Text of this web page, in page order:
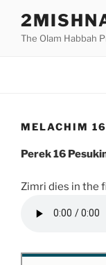
contentThe Olam Habbah
MELACHIM
Perek 16
Zimri dies in the